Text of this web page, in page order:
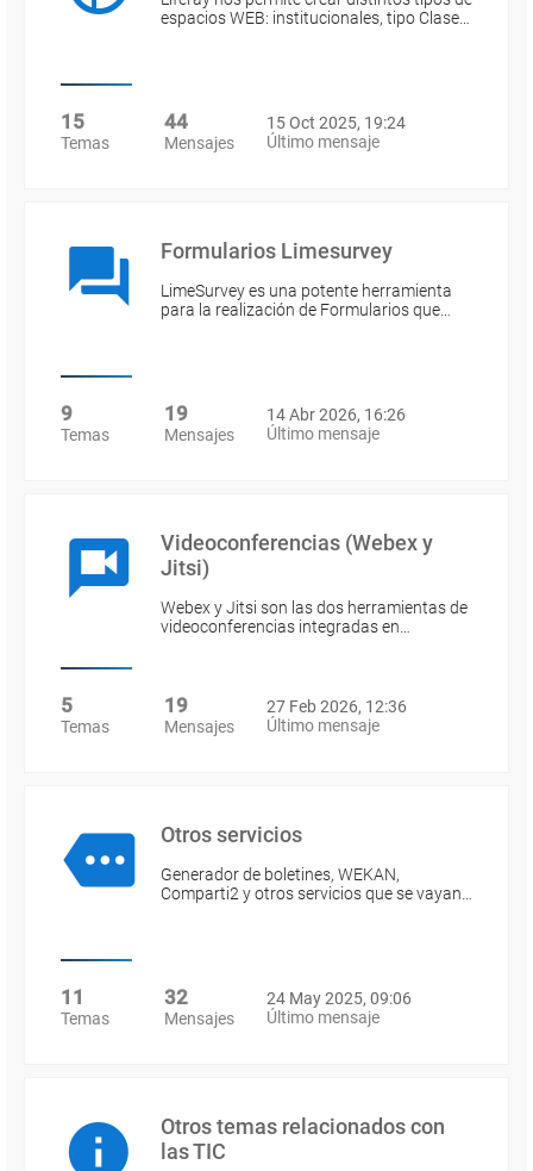
espacios WEB: institucionales, tipo Clase…
15
Temas
44
Mensajes
15 Oct 2025, 19:24
Último mensaje
Formularios Limesurvey
LimeSurvey es una potente herramienta
para la realización de Formularios que…
9
Temas
19
Mensajes
14 Abr 2026, 16:26
Último mensaje
Videoconferencias (Webex y
Jitsi)
Webex y Jitsi son las dos herramientas de
videoconferencias integradas en…
5
Temas
19
Mensajes
27 Feb 2026, 12:36
Último mensaje
Otros servicios
Generador de boletines, WEKAN,
Comparti2 y otros servicios que se vayan…
11
Temas
32
Mensajes
24 May 2025, 09:06
Último mensaje
Otros temas relacionados con
las TIC